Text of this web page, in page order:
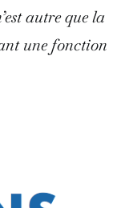
autre que la
une fonction